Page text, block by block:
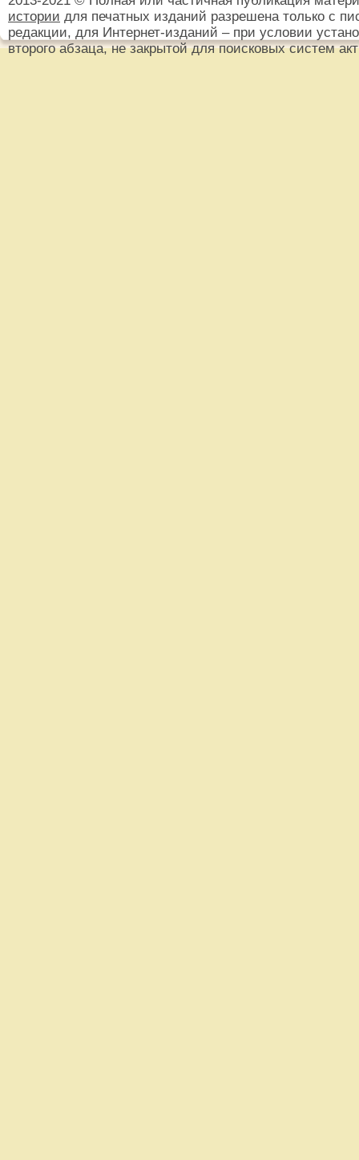
истории для печатных изданий разрешена только с
редакции, для Интернет-изданий – при условии
второго абзаца, не закрытой для поисковых систем